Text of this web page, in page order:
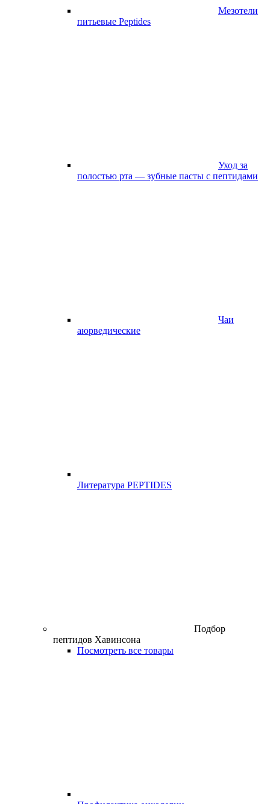
Мезотели
питьевые Peptides
Уход за
полостью рта — зубные пасты с пептидами
Чаи
аюрведические
Литература PEPTIDES
Подбор
пептидов Хавинсона
Посмотреть все товары